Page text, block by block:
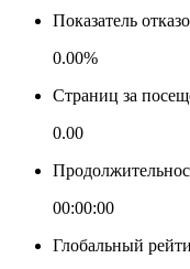
Показатель
0.00%
Страниц за
0.00
00:00:00
Глобальный